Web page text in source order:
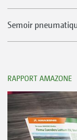
Semoir
RAPPORT AMAZONE